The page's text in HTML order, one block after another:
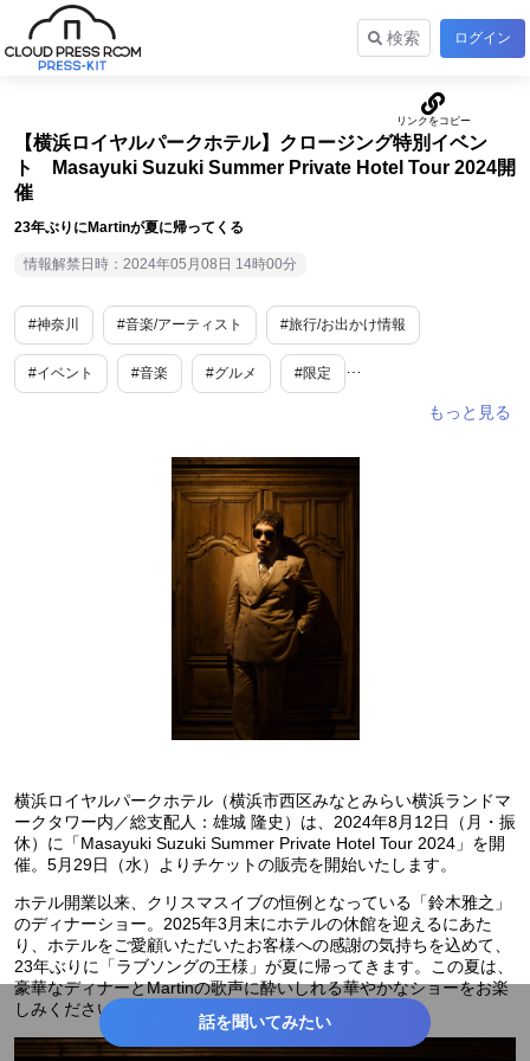
検索 ログイン
【横浜ロイヤルパークホテル】クロージング特別イベン
ト Masayuki Suzuki Summer Private Hotel Tour 2024開
催
23年ぶりにMartinが夏に帰ってくる
情報解禁日時：2024年05月08日 14時00分
#神奈川 #音楽/アーティスト #旅行/お出かけ情報
#イベント #音楽 #グルメ #限定
横浜ロイヤルパークホテル（横浜市西区みなとみらい横浜ランドマ
ークタワー内／総支配人：雄城 隆史）は、2024年8月12日（月・振
休）に「Masayuki Suzuki Summer Private Hotel Tour 2024」を開
催。5月29日（水）よりチケットの販売を開始いたします。
ホテル開業以来、クリスマスイブの恒例となっている「鈴木雅之」
のディナーショー。2025年3月末にホテルの休館を迎えるにあた
り、ホテルをご愛顧いただいたお客様への感謝の気持ちを込めて、
23年ぶりに「ラブソングの王様」が夏に帰ってきます。この夏は、
豪華なディナーとMartinの歌声に酔いしれる華やかなショーをお楽
しみください。
話を聞いてみたい